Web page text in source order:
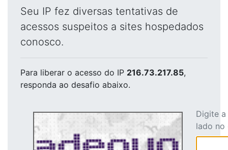
Seu IP fez diversas tentativas de
acessos suspeitos a sites hospedados
conosco.
Para liberar o acesso do IP 216.73.217.85,
responda ao desafio abaixo.
Digite
lado no